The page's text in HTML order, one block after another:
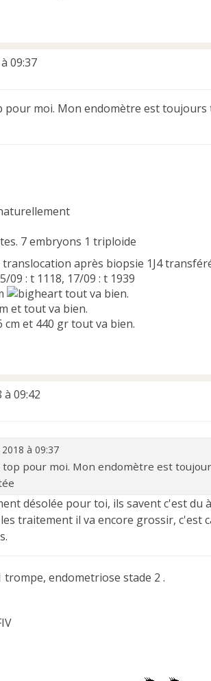
09:37
pour moi. Mon endomètre est
7 embryons 1 triploide
après biopsie 1J4
09 : t 1118, 17/09 : t 1939
tout va bien.
et tout va bien.
cm et 440 gr tout va bien.
09:42
à 09:37
pour moi. Mon endomètre est
désolée pour toi, ils savent c'est du
traitement il va encore grossir, c'est
endometriose stade 2 .